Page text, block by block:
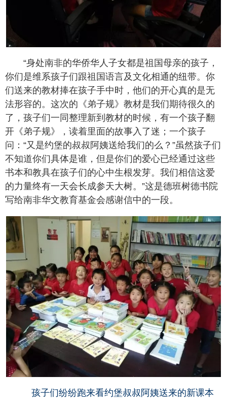
“身处南非的华侨华人子女都是祖国母亲的孩子，
你们是维系孩子们跟祖国语言及文化相通的纽带。你
们送来的教材捧在孩子手中时，他们的开心真的是无
法形容的。这次的《弟子规》教材是我们期待很久的
了，孩子们一同整理新到教材的时候，有一个孩子翻
开《弟子规》，读着里面的故事入了迷；一个孩子
问：“又是约堡的叔叔阿姨送给我们的么？”虽然孩子们
不知道你们具体是谁，但是你们的爱心已经通过这些
书本和教具在孩子们的心中生根发芽。我们相信这爱
的力量终有一天会长成参天大树。”这是德班树德书院
写给南非华文教育基金会感谢信中的一段。
孩子们纷纷跑来看约堡叔叔阿姨送来的新课本